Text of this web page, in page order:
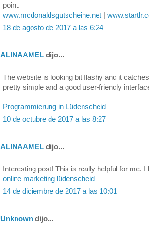
point.
www.mcdonaldsgutscheine.net
18 de agosto de 2017 a las 6:24
ALINAAMEL dijo...
The website is looking bit flashy and it
pretty simple and a good user-friendly
Programmierung in Lüdenscheid
10 de octubre de 2017 a las 8:27
ALINAAMEL dijo...
Interesting post! This is really helpful for me.
online marketing lüdenscheid
14 de diciembre de 2017 a las 10:01
Unknown dijo...